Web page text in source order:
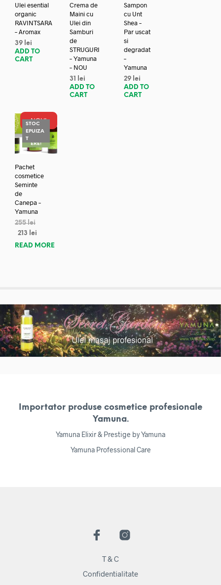
Ulei esential
organic
RAVINTSARA
– Aromax
39 lei
ADD TO
CART
Crema de
Maini cu
Ulei din
Samburi
de
STRUGURI
– Yamuna
– NOU
31
lei
ADD TO
CART
Sampon
cu Unt
Shea –
Par uscat
si
degradat
–
Yamuna
29 lei
ADD TO
CART
NOU!
STOC
EPUIZA
TREDUC
ERE!
Pachet
cosmetice
Seminte
de
Canepa –
Yamuna
255lei
213
lei
READ MORE
Importator produse cosmetice profesionale
Yamuna.
Yamuna Elixir & Prestige by Yamuna
Yamuna Professional Care
T & C
Confidentialitate